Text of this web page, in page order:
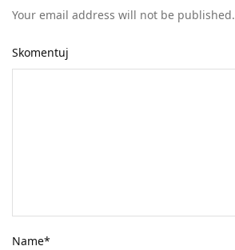
Your email address will not be published.
Skomentuj
Name*